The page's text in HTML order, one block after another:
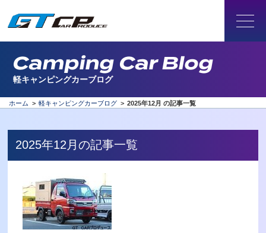
Camping Car Blog
軽キャンピングカーブログ
ホーム > 軽キャンピングカーブログ > 2025年12月 の記事一覧
2025年12月の記事一覧